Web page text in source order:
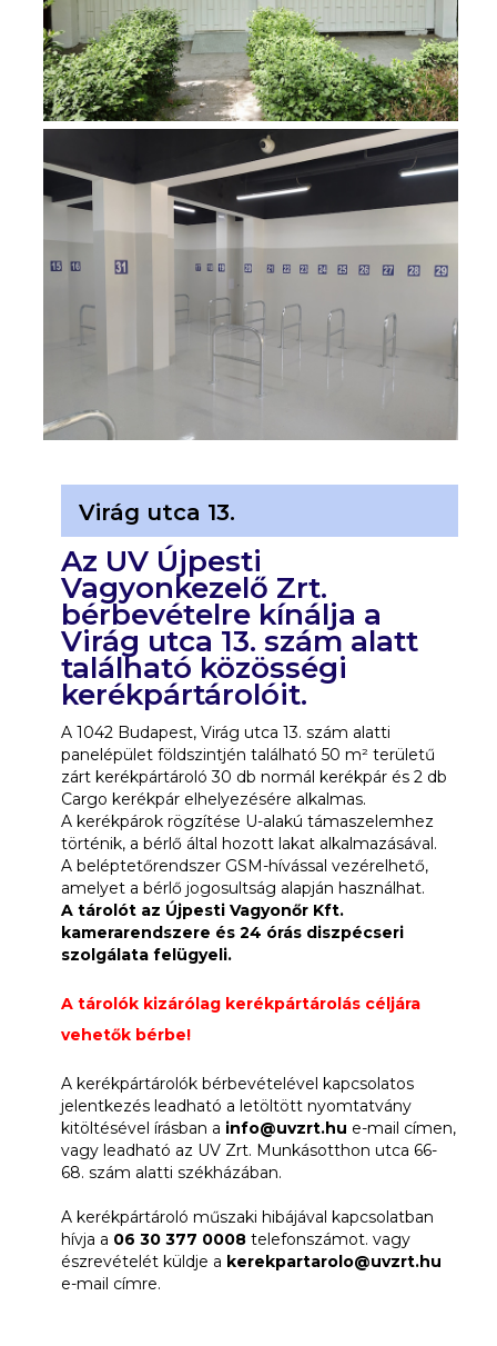
Virág utca 13.
Az UV Újpesti
Vagyonkezelő Zrt.
bérbevételre kínálja a
Virág utca 13. szám alatt
található közösségi
kerékpártárolóit.
A 1042 Budapest, Virág utca 13. szám alatti
panelépület földszintjén található 50 m² területű
zárt kerékpártároló 30 db normál kerékpár és 2 db
Cargo kerékpár elhelyezésére alkalmas.
A kerékpárok rögzítése U-alakú támaszelemhez
történik, a bérlő által hozott lakat alkalmazásával.
A beléptetőrendszer GSM-hívással vezérelhető,
amelyet a bérlő jogosultság alapján használhat.
A tárolót az Újpesti Vagyonőr Kft.
kamerarendszere és 24 órás diszpécseri
szolgálata felügyeli.
A tárolók kizárólag kerékpártárolás céljára
vehetők bérbe!
A kerékpártárolók bérbevételével kapcsolatos
jelentkezés leadható a letöltött nyomtatvány
kitöltésével írásban a info@uvzrt.hu e-mail címen,
vagy leadható az UV Zrt. Munkásotthon utca 66-
68. szám alatti székházában.
A kerékpártároló műszaki hibájával kapcsolatban
hívja a 06 30 377 0008 telefonszámot. vagy
észrevételét küldje a kerekpartarolo@uvzrt.hu
e-mail címre.